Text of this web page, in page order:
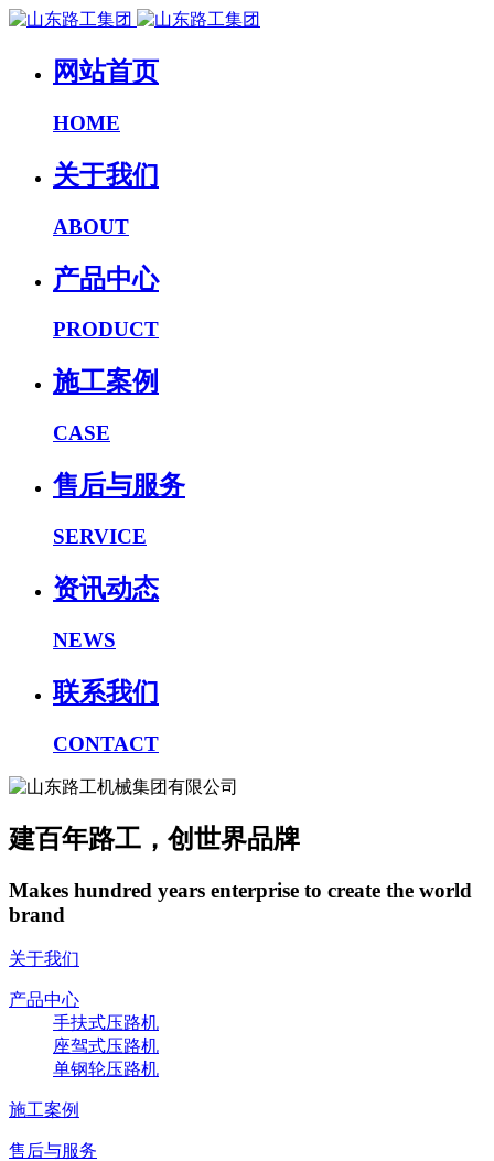
网站首页
HOME
关于我们
ABOUT
产品中心
PRODUCT
施工案例
CASE
售后与服务
SERVICE
资讯动态
NEWS
联系我们
CONTACT
建百年路工，创世界品牌
Makes hundred years enterprise to create the world
brand
关于我们
产品中心
手扶式压路机
座驾式压路机
单钢轮压路机
施工案例
售后与服务